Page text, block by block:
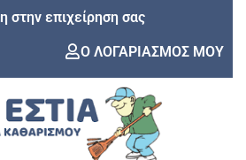
στην επιχείρηση σας
Ο ΛΟΓΑΡΙΑΣΜΟΣ ΜΟΥ